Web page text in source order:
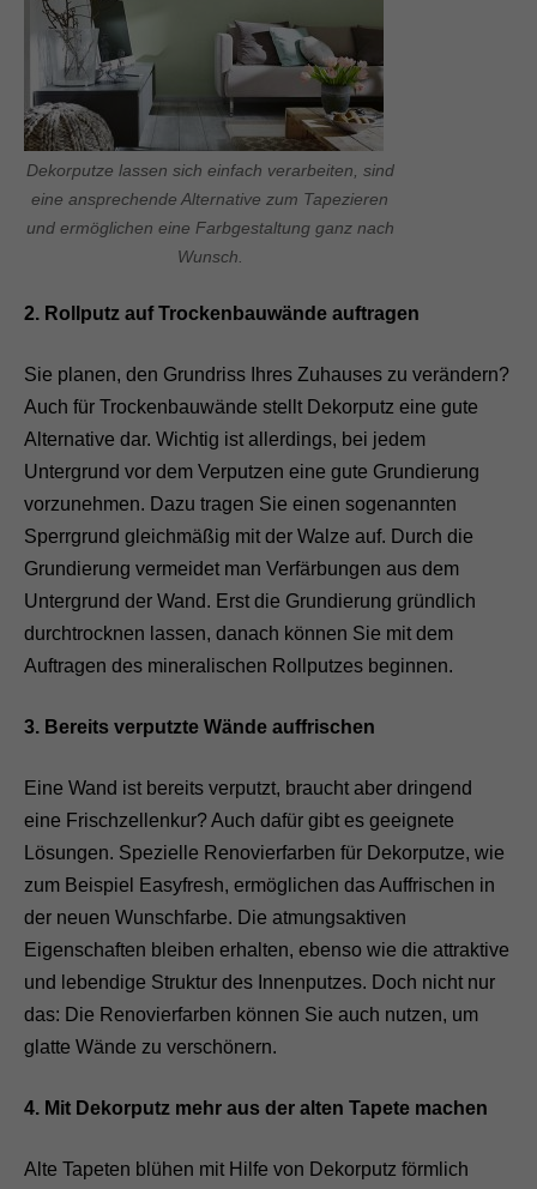
Dekorputze lassen sich einfach verarbeiten, sind
eine ansprechende Alternative zum Tapezieren
und ermöglichen eine Farbgestaltung ganz nach
Wunsch.
2. Rollputz auf Trockenbauwände auftragen
Sie planen, den Grundriss Ihres Zuhauses zu verändern?
Auch für Trockenbauwände stellt Dekorputz eine gute
Alternative dar. Wichtig ist allerdings, bei jedem
Untergrund vor dem Verputzen eine gute Grundierung
vorzunehmen. Dazu tragen Sie einen sogenannten
Sperrgrund gleichmäßig mit der Walze auf. Durch die
Grundierung vermeidet man Verfärbungen aus dem
Untergrund der Wand. Erst die Grundierung gründlich
durchtrocknen lassen, danach können Sie mit dem
Auftragen des mineralischen Rollputzes beginnen.
3. Bereits verputzte Wände auffrischen
Eine Wand ist bereits verputzt, braucht aber dringend
eine Frischzellenkur? Auch dafür gibt es geeignete
Lösungen. Spezielle Renovierfarben für Dekorputze, wie
zum Beispiel Easyfresh, ermöglichen das Auffrischen in
der neuen Wunschfarbe. Die atmungsaktiven
Eigenschaften bleiben erhalten, ebenso wie die attraktive
und lebendige Struktur des Innenputzes. Doch nicht nur
das: Die Renovierfarben können Sie auch nutzen, um
glatte Wände zu verschönern.
4. Mit Dekorputz mehr aus der alten Tapete machen
Alte Tapeten blühen mit Hilfe von Dekorputz förmlich